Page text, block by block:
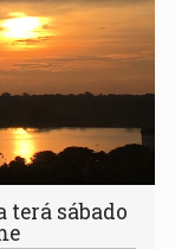
terá sábado